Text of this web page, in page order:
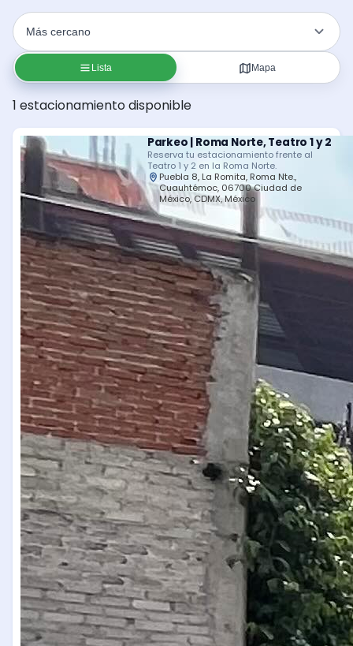
Lista Mapa
1 estacionamiento disponible
Parkeo | Roma Norte, Teatro 1 y 2
Reserva tu estacionamiento frente al
Teatro 1 y 2 en la Roma Norte.
Puebla 8, La Romita, Roma Nte.,
Cuauhtémoc, 06700 Ciudad de
México, CDMX, México